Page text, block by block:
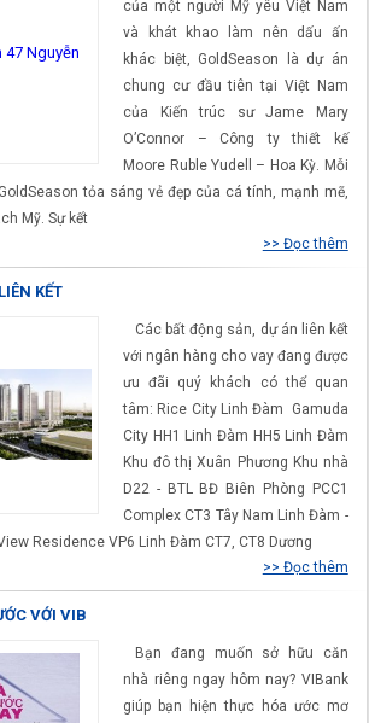
của một người Mỹ yêu Việt Nam
và khát khao làm nên dấu ấn
khác biệt, GoldSeason là dự án
chung cư đầu tiên tại Việt Nam
của Kiến trúc sư Jame Mary
O’Connor – Công ty thiết kế
Moore Ruble Yudell – Hoa Kỳ. Mỗi
tỏa sáng vẻ đẹp của cá tính, mạnh mẽ,
Mỹ. Sự kết
>> Đọc thêm
KẾT
Các bất động sản, dự án liên kết
với ngân hàng cho vay đang được
ưu đãi quý khách có thể quan
tâm: Rice City Linh Đàm Gamuda
City HH1 Linh Đàm HH5 Linh Đàm
Khu đô thị Xuân Phương Khu nhà
D22 - BTL BĐ Biên Phòng PCC1
Complex CT3 Tây Nam Linh Đàm -
Residence VP6 Linh Đàm CT7, CT8 Dương
>> Đọc thêm
VỚI VIB
Bạn đang muốn sở hữu căn
nhà riêng ngay hôm nay? VIBank
giúp bạn hiện thực hóa ước mơ